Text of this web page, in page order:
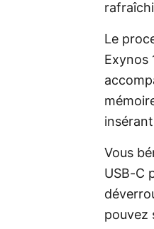
Le
Exynos
Vous
USB-C
pouvez